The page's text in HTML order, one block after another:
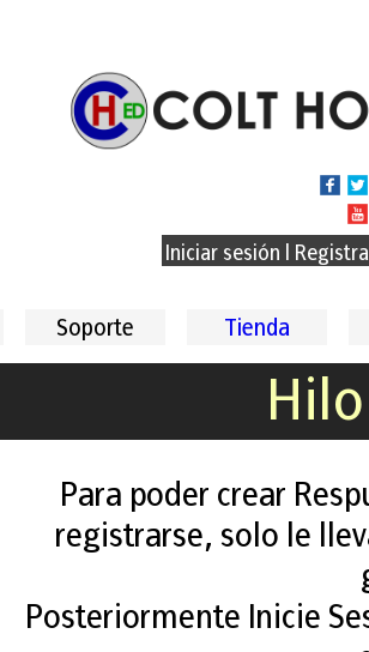
Iniciar sesión |
Soporte Tienda
Para poder crear
registrarse, solo le
Posteriormente Inicie